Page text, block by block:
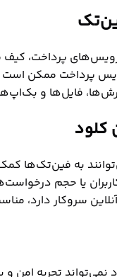
پرداخت ممکن است
فایل‌ها و بک‌اپ‌ها
کلود
به فین‌تک‌ها
یا حجم
سروکار دارد،
تجربه امن و